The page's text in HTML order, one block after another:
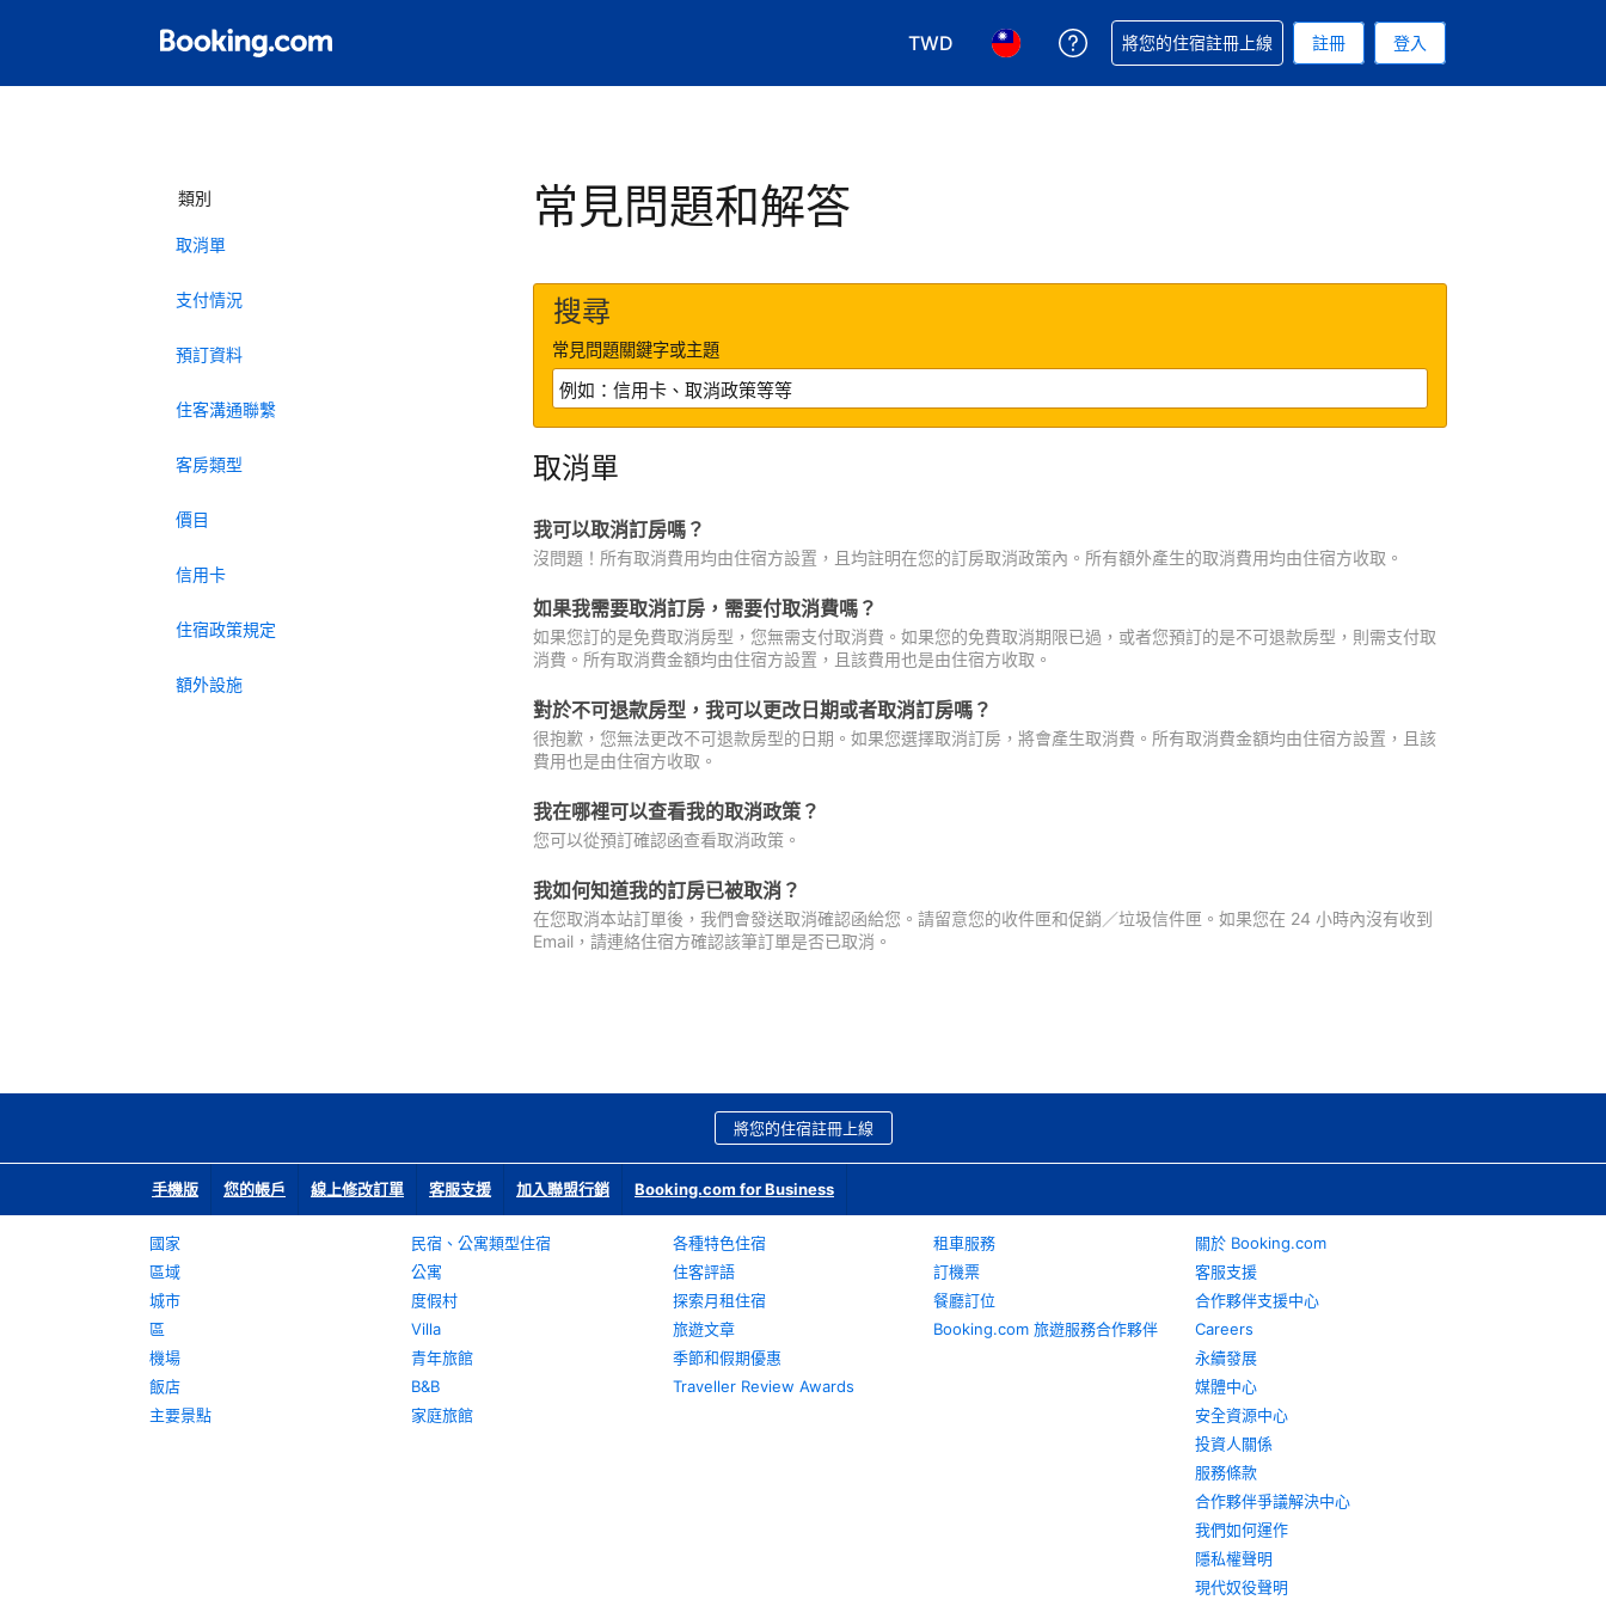
TWD
選擇您使用的幣別. 您現在所使用的幣別為新台幣
選擇您使用的語言. 您目前所選的語言是繁體中文
取得訂單相關協助
將您的住宿註冊上線 註冊 登入
類別
取消單
支付情況
預訂資料
住客溝通聯繫
客房類型
價目
信用卡
住宿政策規定
額外設施
常見問題和解答
搜尋
常見問題關鍵字或主題
取消單
我可以取消訂房嗎？
沒問題！所有取消費用均由住宿方設置，且均註明在您的訂房取消政策內。所有額外產生的取消費用均由住宿方收取。
如果我需要取消訂房，需要付取消費嗎？
如果您訂的是免費取消房型，您無需支付取消費。如果您的免費取消期限已過，或者您預訂的是不可退款房型，則需支付取
消費。所有取消費金額均由住宿方設置，且該費用也是由住宿方收取。
對於不可退款房型，我可以更改日期或者取消訂房嗎？
很抱歉，您無法更改不可退款房型的日期。如果您選擇取消訂房，將會產生取消費。所有取消費金額均由住宿方設置，且該
費用也是由住宿方收取。
我在哪裡可以查看我的取消政策？
您可以從預訂確認函查看取消政策。
我如何知道我的訂房已被取消？
在您取消本站訂單後，我們會發送取消確認函給您。請留意您的收件匣和促銷／垃圾信件匣。如果您在 24 小時內沒有收到
Email，請連絡住宿方確認該筆訂單是否已取消。
將您的住宿註冊上線
手機版 您的帳戶 線上修改訂單 客服支援 加入聯盟行銷 Booking.com for Business
國家
區域
城市
區
機場
飯店
主要景點
民宿、公寓類型住宿
公寓
度假村
Villa
青年旅館
B&B
家庭旅館
各種特色住宿
住客評語
探索月租住宿
旅遊文章
季節和假期優惠
Traveller Review Awards
租車服務
訂機票
餐廳訂位
Booking.com 旅遊服務合作夥伴
關於 Booking.com
客服支援
合作夥伴支援中心
Careers
永續發展
媒體中心
安全資源中心
投資人關係
服務條款
合作夥伴爭議解決中心
我們如何運作
隱私權聲明
現代奴役聲明